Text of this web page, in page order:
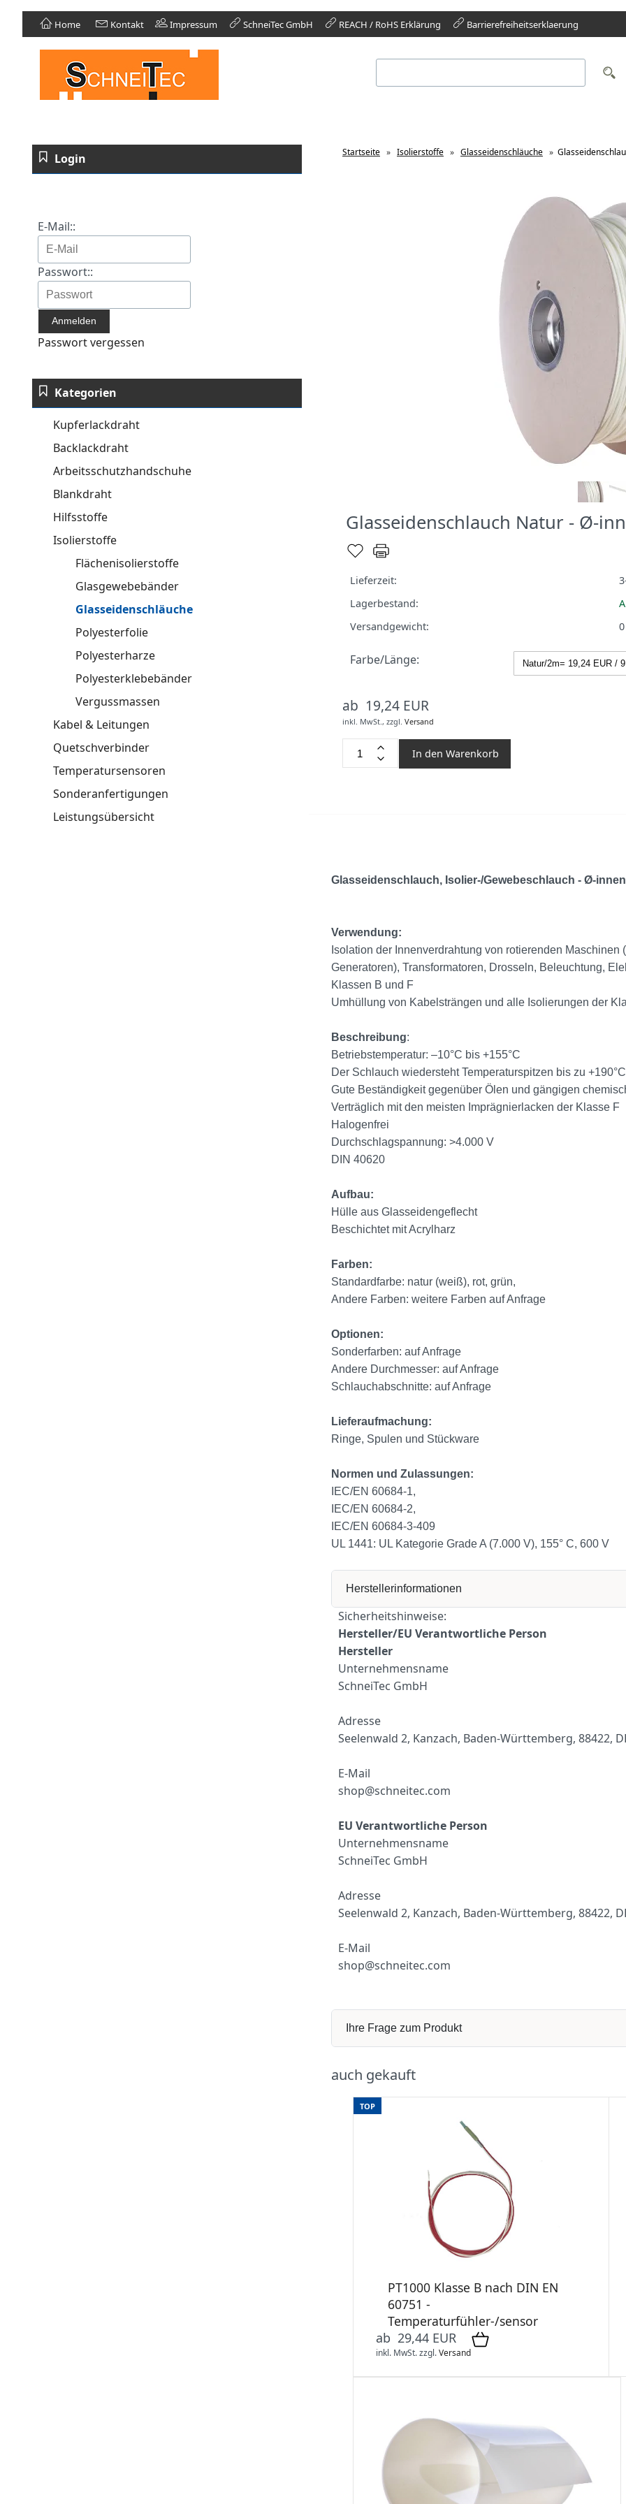
Home Kontakt Impressum SchneiTec GmbH REACH / RoHS Erklärung Barrierefreiheitserklaerung
Login
E-Mail::
Passwort::
Passwort vergessen
Kategorien
Kupferlackdraht
Backlackdraht
Arbeitsschutzhandschuhe
Blankdraht
Hilfsstoffe
Isolierstoffe
Flächenisolierstoffe
Glasgewebebänder
Glasseidenschläuche
Polyesterfolie
Polyesterharze
Polyesterklebebänder
Vergussmassen
Kabel & Leitungen
Quetschverbinder
Temperatursensoren
Sonderanfertigungen
Leistungsübersicht
Startseite » Isolierstoffe » Glasseidenschläuche »
Glasseidenschlauch Natur - Ø-
Lieferzeit:
Lagerbestand:
Versandgewicht:
0
Farbe/Länge:
ab 19,24 EUR
inkl. MwSt., zzgl. Versand
In den Warenkorb
Glasseidenschlauch, Isolier-/Gewebeschlauch - Ø-
Verwendung:
Isolation der Innenverdrahtung von rotierenden Maschinen
Generatoren), Transformatoren, Drosseln, Beleuchtung,
Klassen B und F
Umhüllung von Kabelsträngen und alle Isolierungen der
Beschreibung:
Betriebstemperatur: –10°C bis +155°C
Der Schlauch wiedersteht Temperaturspitzen bis zu
Gute Beständigkeit gegenüber Ölen und gängigen
Verträglich mit den meisten Imprägnierlacken der Klasse F
Halogenfrei
Durchschlagspannung: >4.000 V
DIN 40620
Aufbau:
Hülle aus Glasseidengeflecht
Beschichtet mit Acrylharz
Farben:
Standardfarbe: natur (weiß), rot, grün,
Andere Farben: weitere Farben auf Anfrage
Optionen:
Sonderfarben: auf Anfrage
Andere Durchmesser: auf Anfrage
Schlauchabschnitte: auf Anfrage
Lieferaufmachung:
Ringe, Spulen und Stückware
Normen und Zulassungen:
IEC/EN 60684-1,
IEC/EN 60684-2,
IEC/EN 60684-3-409
UL 1441: UL Kategorie Grade A (7.000 V), 155° C, 600 V
Herstellerinformationen
Sicherheitshinweise:
Hersteller/EU Verantwortliche Person
Hersteller
Unternehmensname
SchneiTec GmbH
Adresse
Seelenwald 2, Kanzach, Baden-Württemberg, 88422,
E-Mail
shop@schneitec.com
EU Verantwortliche Person
Unternehmensname
SchneiTec GmbH
Adresse
Seelenwald 2, Kanzach, Baden-Württemberg, 88422,
E-Mail
shop@schneitec.com
Ihre Frage zum Produkt
auch gekauft
TOP
PT1000 Klasse B nach DIN EN
60751 -
Temperaturfühler-/sensor
ab 29,44 EUR
inkl. MwSt.zzgl.Versand